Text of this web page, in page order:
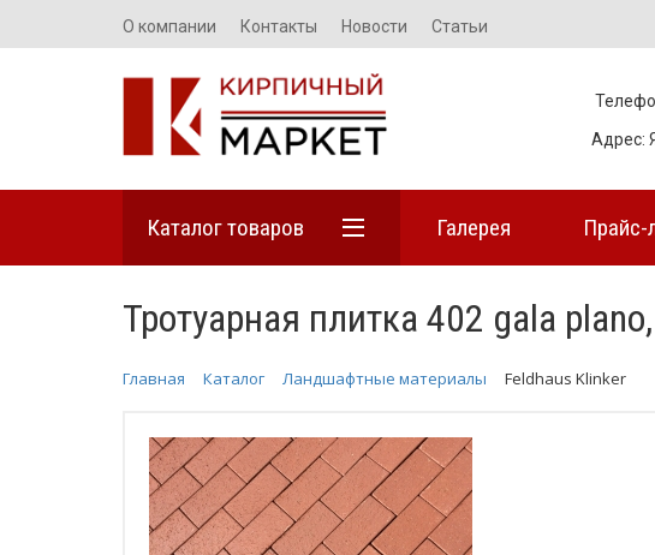
О компании Контакты Новости Статьи
Адрес:
Каталог товаров Галерея Прайс-
Тротуарная плитка 402 gala
Главная Каталог Ландшафтные материалы Feldhaus Klinker